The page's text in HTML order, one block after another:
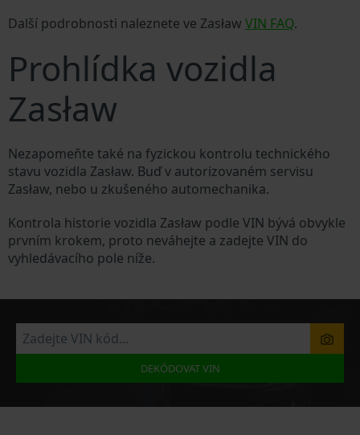
Další podrobnosti naleznete ve Zasław VIN FAQ.
Prohlídka vozidla
Zasław
Nezapomeňte také na fyzickou kontrolu technického
stavu vozidla Zasław. Buď v autorizovaném servisu
Zasław, nebo u zkušeného automechanika.
Kontrola historie vozidla Zasław podle VIN bývá obvykle
prvním krokem, proto neváhejte a zadejte VIN do
vyhledávacího pole níže.
DEKÓDOVAT VIN